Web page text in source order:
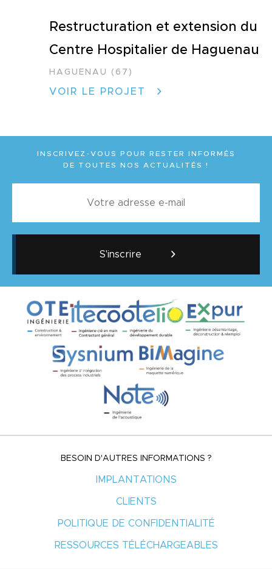
Restructuration et extension du
Centre Hospitalier de Haguenau
HAGUENAU (67)
VOIR LE PROJET
INSCRIVEZ-VOUS POUR RESTER INFORMÉS
DE TOUTES NOS ACTUALITÉS !
S'inscrire
BESOIN D'AUTRES INFORMATIONS ?
IMPLANTATIONS
CLIENTS
POLITIQUE DE CONFIDENTIALITÉ
RESSOURCES TÉLÉCHARGEABLES